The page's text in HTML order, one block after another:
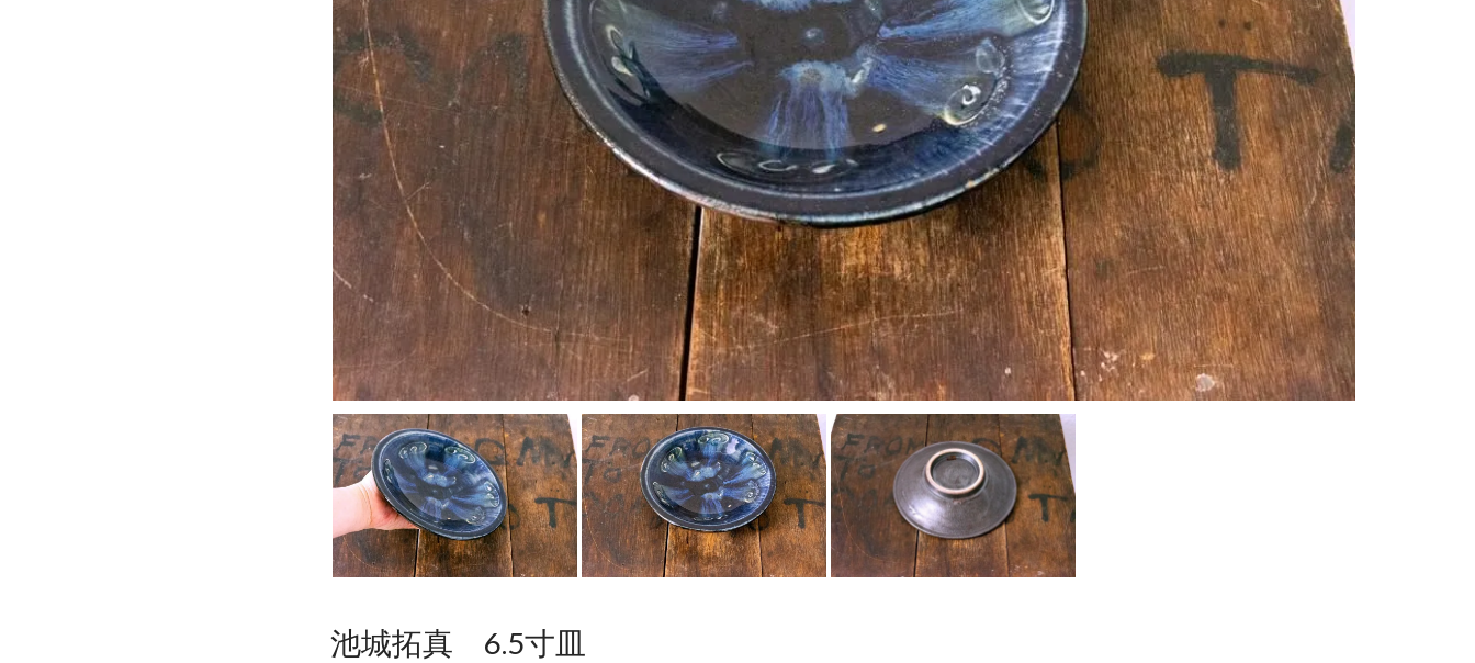
工房マチヒコ
齋藤十郎
菅原謙
陶藝玉城
中尾万作
樋山真弓
深貝工房
牧谷窯
山田真萬
横井佳乃
吉原信治郎(銅器)
煤竹箸
弁当箱
池城拓真 6.5寸皿